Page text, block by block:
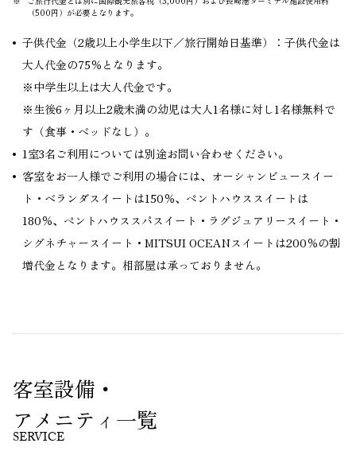
（500円）が必要となります。
子供代金（2歳以上小学生以下／旅行開始日基準）：子供代金は
大人代金の75％となります。
※中学生以上は大人代金です。
※生後6ヶ月以上2歳未満の幼児は大人1名様に対し1名様無料で
す（食事・ベッドなし）。
1室3名ご利用については別途お問い合わせください。
客室をお一人様でご利用の場合には、オーシャンビュースイー
ト・ベランダスイートは150％、ペントハウススイートは
180％、ペントハウススパスイート・ラグジュアリースイート・
シグネチャースイート・MITSUI OCEANスイートは200％の割
増代金となります。相部屋は承っておりません。
客室設備・
アメニティ一覧
SERVICE